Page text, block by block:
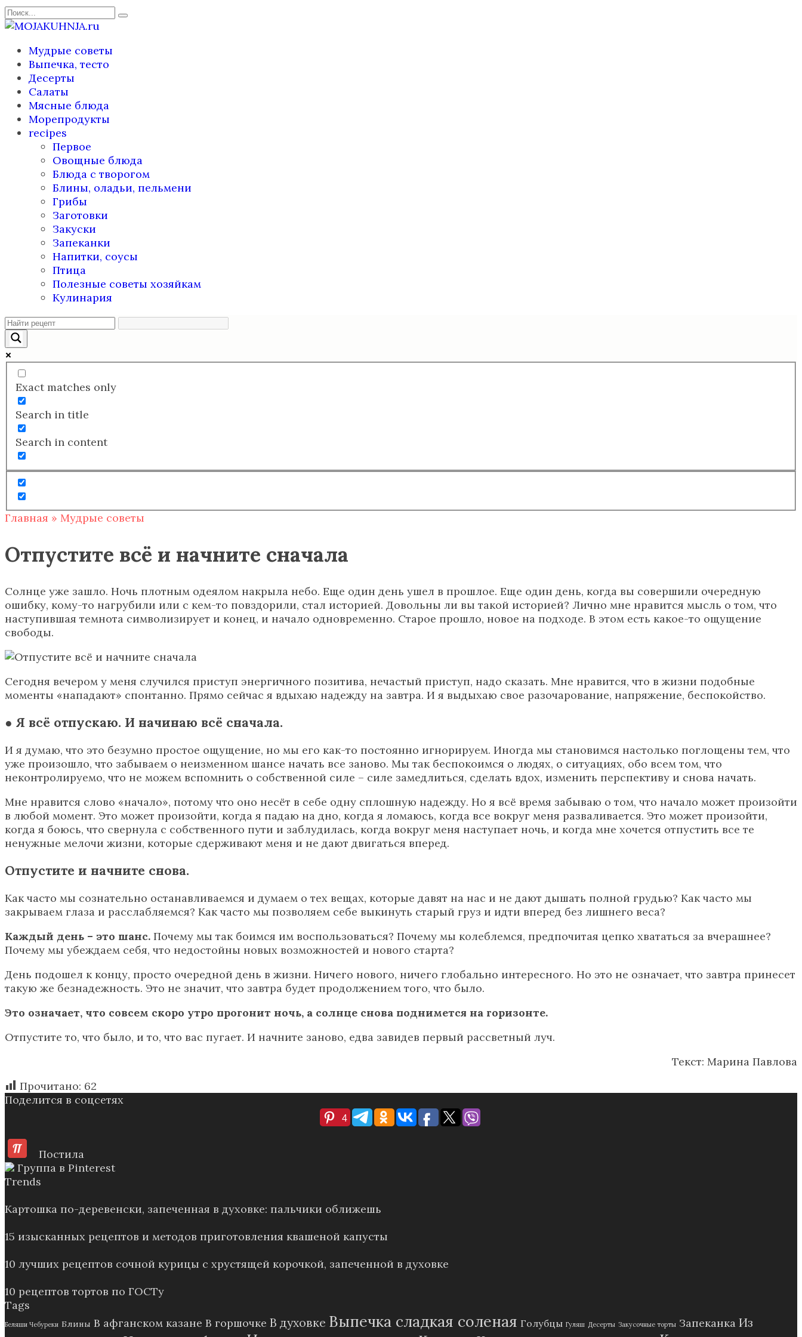
Перейти
к
Search
for:
Мудрые советы
Выпечка, тесто
Десерты
Салаты
Мясные блюда
Морепродукты
recipes
Первое
Овощные блюда
Блюда с творогом
Блины, оладьи, пельмени
Грибы
Заготовки
Закуски
Запеканки
Напитки, соусы
Птица
Полезные советы хозяйкам
Кулинария
Exact matches only
Search in title
Search in content
Главная » Мудрые советы
Отпустите всё и начните сначала
Солнце уже зашло. Ночь плотным одеялом накрыла небо. Еще один день ушел в прошлое. Еще один день, когда вы совершили очередную
ошибку, кому-то нагрубили или с кем-то повздорили, стал историей. Довольны ли вы такой историей? Лично мне нравится мысль о том, что
наступившая темнота символизирует и конец, и начало одновременно. Старое прошло, новое на подходе. В этом есть какое-то ощущение
свободы.
Сегодня вечером у меня случился приступ энергичного позитива, нечастый приступ, надо сказать. Мне нравится, что в жизни подобные
моменты «нападают» спонтанно. Прямо сейчас я вдыхаю надежду на завтра. И я выдыхаю свое разочарование, напряжение, беспокойство.
● Я всё отпускаю. И начинаю всё сначала.
И я думаю, что это безумно простое ощущение, но мы его как-то постоянно игнорируем. Иногда мы становимся настолько поглощены тем, что
уже произошло, что забываем о неизменном шансе начать все заново. Мы так беспокоимся о людях, о ситуациях, обо всем том, что
неконтролируемо, что не можем вспомнить о собственной силе – силе замедлиться, сделать вдох, изменить перспективу и снова начать.
Мне нравится слово «начало», потому что оно несёт в себе одну сплошную надежду. Но я всё время забываю о том, что начало может произойти
в любой момент. Это может произойти, когда я падаю на дно, когда я ломаюсь, когда все вокруг меня разваливается. Это может произойти,
когда я боюсь, что свернула с собственного пути и заблудилась, когда вокруг меня наступает ночь, и когда мне хочется отпустить все те
ненужные мелочи жизни, которые сдерживают меня и не дают двигаться вперед.
Отпустите и начните снова.
Как часто мы сознательно останавливаемся и думаем о тех вещах, которые давят на нас и не дают дышать полной грудью? Как часто мы
закрываем глаза и расслабляемся? Как часто мы позволяем себе выкинуть старый груз и идти вперед без лишнего веса?
Каждый день – это шанс. Почему мы так боимся им воспользоваться? Почему мы колеблемся, предпочитая цепко хвататься за вчерашнее?
Почему мы убеждаем себя, что недостойны новых возможностей и нового старта?
День подошел к концу, просто очередной день в жизни. Ничего нового, ничего глобально интересного. Но это не означает, что завтра принесет
такую же безнадежность. Это не значит, что завтра будет продолжением того, что было.
Это означает, что совсем скоро утро прогонит ночь, а солнце снова поднимется на горизонте.
Отпустите то, что было, и то, что вас пугает. И начните заново, едва завидев первый рассветный луч.
Текст: Марина Павлова
Прочитано: 62
Поделится в соцсетях
4
Постила
Группа в Pinterest
Trends
Картошка по-деревенски, запеченная в духовке: пальчики оближешь
15 изысканных рецептов и методов приготовления квашеной капусты
10 лучших рецептов сочной курицы с хрустящей корочкой, запеченной в духовке
10 рецептов тортов по ГОСТу
Tags
Беляши Чебуреки Блины В афганском казане В горшочке В духовке Выпечка сладкая соленая Голубцы Гуляш Десерты Закусочные торты Запеканка Из